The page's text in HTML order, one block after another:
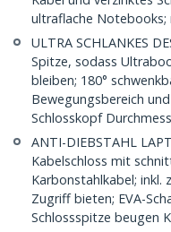
ultraflache
ULTRA SCHLANKES
Spitze, sodass
bleiben; 180°
Bewegungsbereich
Schlosskopf
ANTI-DIEBSTAHL
Kabelschloss mit
Karbonstahlkabel; inkl.
Zugriff bieten; EVA-
Schlossspitze beugen